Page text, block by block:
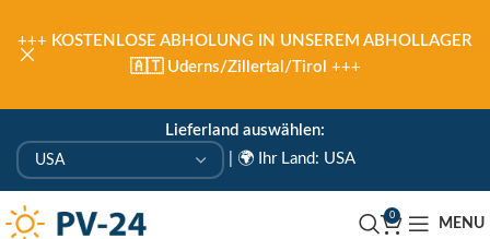
Lieferland auswählen:
🌍 Ihr Land: USA
0
MENU
+++ KOSTENLOSE ABHOLUNG IN UNSEREM ABHOLLAGER
🇦🇹 Uderns/Zillertal/Tirol +++